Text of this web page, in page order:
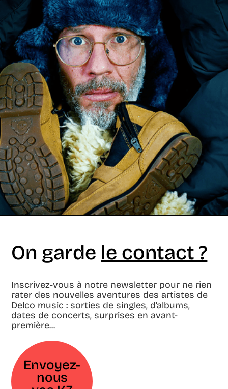
On garde le contact ?
Inscrivez-vous à notre newsletter pour ne rien
rater des nouvelles aventures des artistes de
Delco music : sorties de singles, d’albums,
dates de concerts, surprises en avant-
première...
Envoyez-
nous